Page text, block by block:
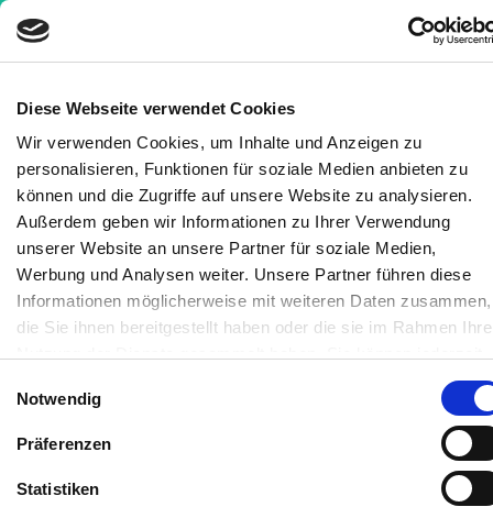
Diese Webseite verwendet Cookies
Wir verwenden Cookies, um Inhalte und Anzeigen zu
personalisieren, Funktionen für soziale Medien anbieten zu
können und die Zugriffe auf unsere Website zu analysieren.
Außerdem geben wir Informationen zu Ihrer Verwendung
unserer Website an unsere Partner für soziale Medien,
Werbung und Analysen weiter. Unsere Partner führen diese
Informationen möglicherweise mit weiteren Daten zusammen,
die Sie ihnen bereitgestellt haben oder die sie im Rahmen
Cookie-
Einstellungen
. Es befindet sich auch ein Link in der Fußzeile
Notwendig
Präferenzen
Statistiken
Krankheiten »Magen-Darm-Erkrankungen »
Laktoseintoleranz – Ist Milch gesund oder macht
sie uns krank?
Laktoseintoleranz – Ist Milch
gesund oder macht sie uns
Medizinisch geprüft